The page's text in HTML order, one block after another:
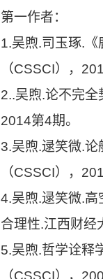
第一作者：
1.吴煦.司玉琢.
（CSSCI），
2..吴煦.论不完
2014第4期。
3.吴煦.逯笑微.
（CSSCI），
4.吴煦.逯笑微.
合理性.江西财经
5.吴煦.哲学诠释